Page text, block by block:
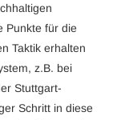
Punkte für die
Taktik erhalten
z.B. bei
Stuttgart-
Schritt in diese